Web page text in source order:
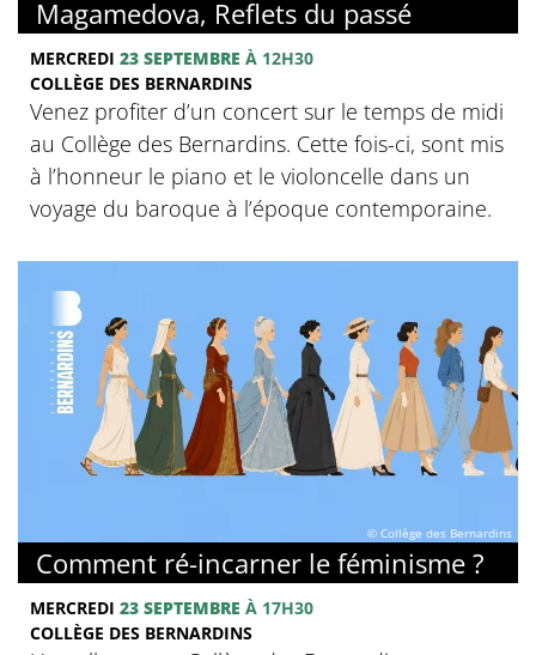
Magamedova, Reflets du passé
MERCREDI 23 SEPTEMBRE À 12H30
COLLÈGE DES BERNARDINS
Venez profiter d’un concert sur le temps de midi
au Collège des Bernardins. Cette fois-ci, sont mis
à l’honneur le piano et le violoncelle dans un
voyage du baroque à l’époque contemporaine.
© Collège des Bernardins
Comment ré-incarner le féminisme ?
MERCREDI 23 SEPTEMBRE À 17H30
COLLÈGE DES BERNARDINS